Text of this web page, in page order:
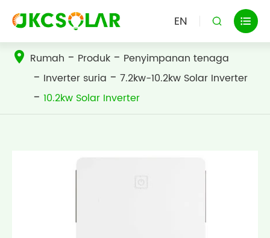
EN  
Rumah Produk
Penyimpanan tenaga
Inverter suria
7.2kw-10.2kw Solar Inverter
10.2kw Solar Inverter